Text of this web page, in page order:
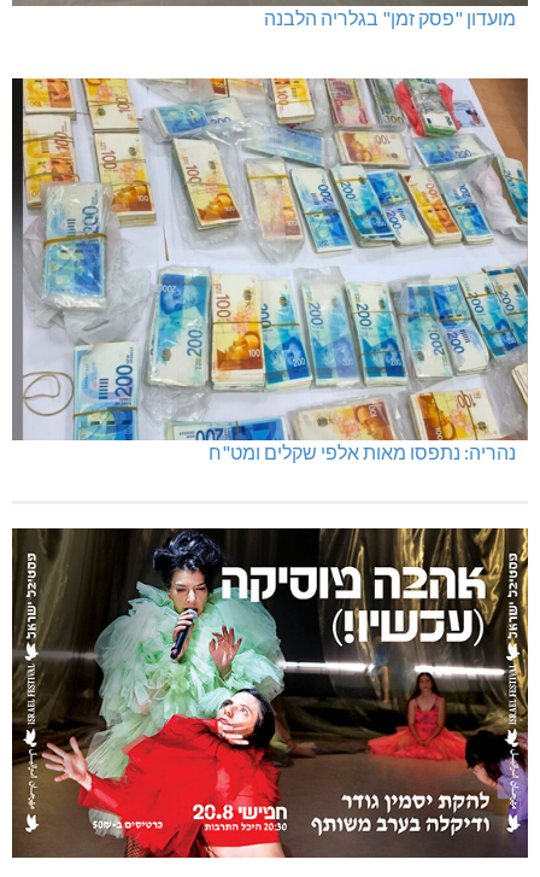
מועדון "פסק זמן" בגלריה הלבנה
נהריה: נתפסו מאות אלפי שקלים ומט"ח